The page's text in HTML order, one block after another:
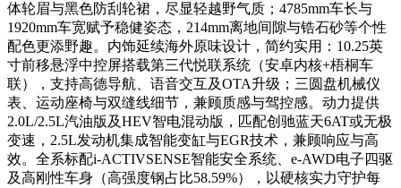
体轮眉与黑色防刮轮裙，尽显轻越野气质；4785mm车长与
1920mm车宽赋予稳健姿态，214mm离地间隙与锆石砂等个性
配色更添野趣。内饰延续海外原味设计，简约实用：10.25英
寸前移悬浮中控屏搭载第三代悦联系统（安卓内核+梧桐车
联），支持高德导航、语音交互及OTA升级；三圆盘机械仪
表、运动座椅与双缝线细节，兼顾质感与驾控感。动力提供
2.0L/2.5L汽油版及HEV智电混动版，匹配创驰蓝天6AT或无极
变速，2.5L发动机集成智能变缸与EGR技术，兼顾响应与高
效。全系标配i-ACTIVSENSE智能安全系统、e-AWD电子四驱
及高刚性车身（高强度钢占比58.59%），以硬核实力守护每